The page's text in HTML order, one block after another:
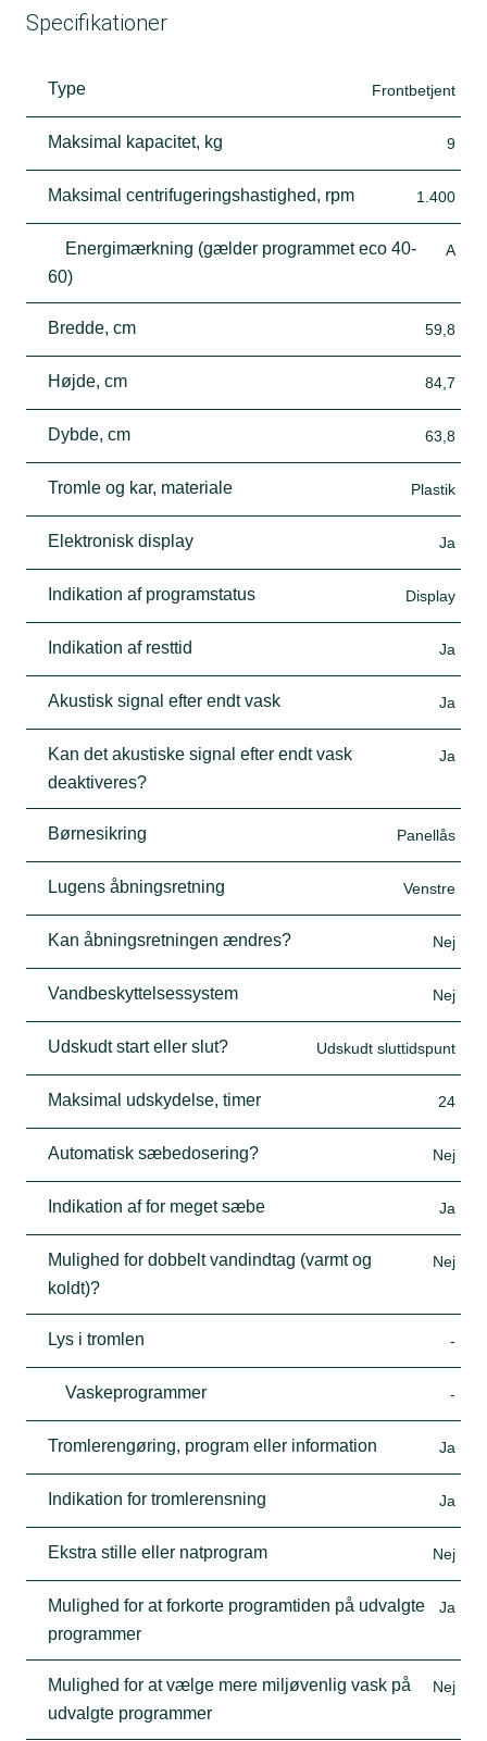
Specifikationer
Type Frontbetjent
Maksimal kapacitet, kg 9
Maksimal centrifugeringshastighed, rpm 1.400
Energimærkning (gælder programmet eco 40-
60)
A
Bredde, cm 59,8
Højde, cm 84,7
Dybde, cm 63,8
Tromle og kar, materiale Plastik
Elektronisk display Ja
Indikation af programstatus Display
Indikation af resttid Ja
Akustisk signal efter endt vask Ja
Kan det akustiske signal efter endt vask
deaktiveres?
Ja
Børnesikring Panellås
Lugens åbningsretning Venstre
Kan åbningsretningen ændres? Nej
Vandbeskyttelsessystem Nej
Udskudt start eller slut? Udskudt sluttidspunt
Maksimal udskydelse, timer 24
Automatisk sæbedosering? Nej
Indikation af for meget sæbe Ja
Mulighed for dobbelt vandindtag (varmt og
koldt)?
Nej
Lys i tromlen -
Vaskeprogrammer -
Tromlerengøring, program eller information Ja
Indikation for tromlerensning Ja
Ekstra stille eller natprogram Nej
Mulighed for at forkorte programtiden på udvalgte
programmer
Ja
Mulighed for at vælge mere miljøvenlig vask på
udvalgte programmer
Nej